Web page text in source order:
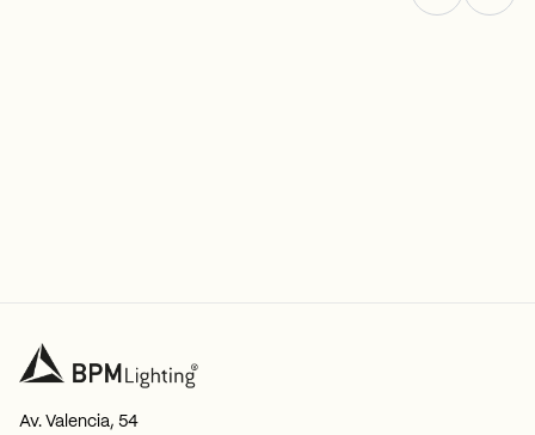
Av. Valencia, 54